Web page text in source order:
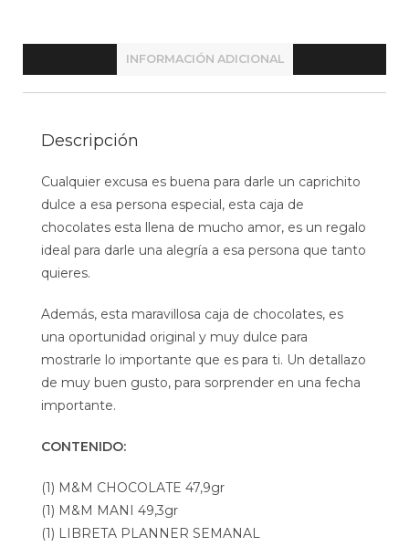
INFORMACIÓN ADICIONAL
Descripción
Cualquier excusa es buena para darle un caprichito
dulce a esa persona especial, esta caja de
chocolates esta llena de mucho amor, es un regalo
ideal para darle una alegría a esa persona que tanto
quieres.
Además, esta maravillosa caja de chocolates, es
una oportunidad original y muy dulce para
mostrarle lo importante que es para ti. Un detallazo
de muy buen gusto, para sorprender en una fecha
importante.
CONTENIDO:
(1) M&M CHOCOLATE 47,9gr
(1) M&M MANI 49,3gr
(1) LIBRETA PLANNER SEMANAL